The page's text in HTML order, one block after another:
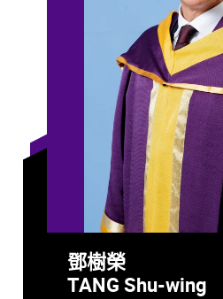
鄧樹榮
TANG Shu-wing